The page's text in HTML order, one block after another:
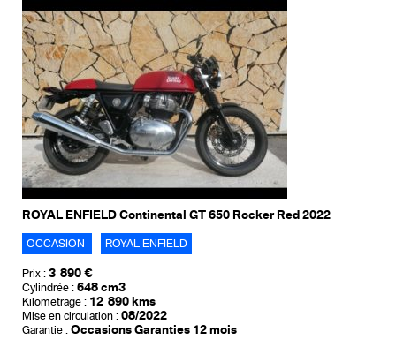
ROYAL ENFIELD Continental GT 650 Rocker Red 2022
OCCASION ROYAL ENFIELD
Prix : 3 890 €
Cylindrée : 648 cm3
Kilométrage : 12 890 kms
Mise en circulation : 08/2022
Garantie : Occasions Garanties 12 mois